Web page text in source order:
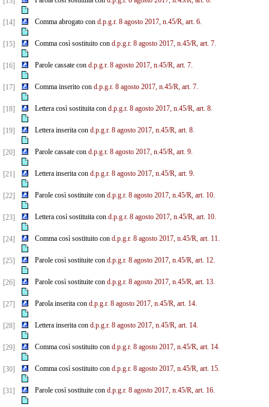
[14] Comma abrogato con d.p.g.r. 8 agosto 2017, n.45/R, art. 6.
[15] Comma così sostituito con d.p.g.r. 8 agosto 2017, n.45/R, art. 7.
[16] Parole cassate con d.p.g.r. 8 agosto 2017, n.45/R, art. 7.
[17] Comma inserito con d.p.g.r. 8 agosto 2017, n.45/R, art. 7.
[18] Lettera così sostituita con d.p.g.r. 8 agosto 2017, n.45/R, art. 8.
[19] Lettera inserita con d.p.g.r. 8 agosto 2017, n.45/R, art. 8.
[20] Parole cassate con d.p.g.r. 8 agosto 2017, n.45/R, art. 9.
[21] Lettera inserita con d.p.g.r. 8 agosto 2017, n.45/R, art. 9.
[22] Parole così sostituite con d.p.g.r. 8 agosto 2017, n.45/R, art. 10.
[23] Lettera così sostituita con d.p.g.r. 8 agosto 2017, n.45/R, art. 10.
[24] Comma così sostituito con d.p.g.r. 8 agosto 2017, n.45/R, art. 11.
[25] Parole così sostituite con d.p.g.r. 8 agosto 2017, n.45/R, art. 12.
[26] Parole così sostituite con d.p.g.r. 8 agosto 2017, n.45/R, art. 13.
[27] Parola inserita con d.p.g.r. 8 agosto 2017, n.45/R, art. 14.
[28] Lettera inserita con d.p.g.r. 8 agosto 2017, n.45/R, art. 14.
[29] Comma così sostituito con d.p.g.r. 8 agosto 2017, n.45/R, art. 14.
[30] Comma così sostituito con d.p.g.r. 8 agosto 2017, n.45/R, art. 15.
[31] Parole così sostituite con d.p.g.r. 8 agosto 2017, n.45/R, art. 16.